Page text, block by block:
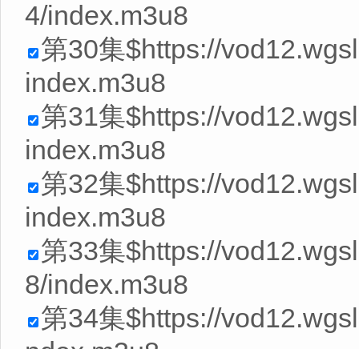
4/index.m3u8
第30集$https://
index.m3u8
第31集$https://
index.m3u8
第32集$https://
index.m3u8
第33集$https://
8/index.m3u8
第34集$https://